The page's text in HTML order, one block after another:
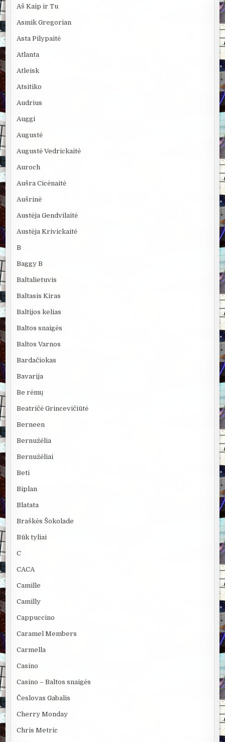
Aš Kaip ir Tu
Asmik Gregorian
Asta Pilypaitė
Atlanta
Atleisk
Atsitiko
Audrius
Auggi
Augustė
Augustė Vedrickaitė
Auroch
Aušra Cicėnaitė
Aušrinė
Austėja Gendvilaitė
Austėja Krivickaitė
B
Baggy B
Baltalietuvis
Baltasis Kiras
Baltijos kelias
Baltos snaigės
Baltos Varnos
Bardačiokas
Bavarija
Be rėmų
Beatričė Grincevičiūtė
Berneen
Bernužėlia
Bernužėliai
Beti
Biplan
Blatata
Braškės Šokolade
Būk tyliai
C
CACA
Camille
Camilly
Cappuccino
Caramel Members
Carmella
Casino
Casino – Baltos snaigės
Česlovas Gabalis
Cherry Monday
Chris Metric